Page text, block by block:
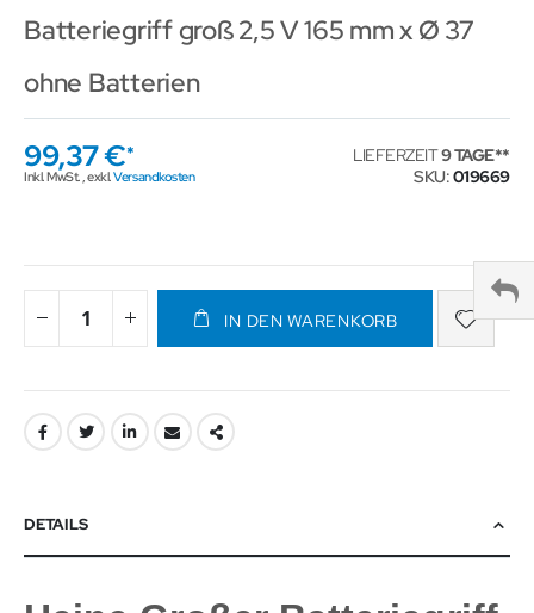
Batteriegriff groß 2,5 V 165 mm x Ø 37
ohne Batterien
99,37 €
Inkl. MwSt.,exkl.Versandkosten
LIEFERZEIT9 TAGE
SKU 019669
IN DEN WARENKORB
DETAILS